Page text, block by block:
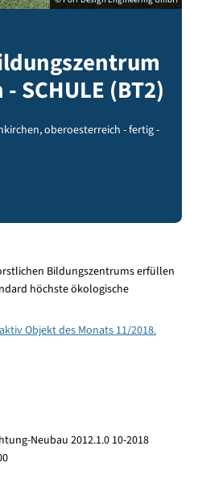
SCHULE (BT2)
oberoesterreich - fertig -
Bildungszentrums erfüllen
höchste ökologische
Objekt des Monats 11/2018.
Neubau 2012.1.0 10-2018